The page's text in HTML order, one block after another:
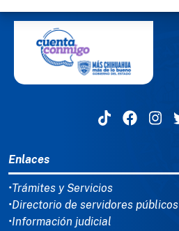
Enlaces
•Trámites y Servicios
•Directorio de servidores públicos
•Información judicial